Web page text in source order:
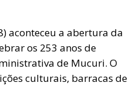
aconteceu a abertura da
os 253 anos de
de Mucuri. O
culturais, barracas de